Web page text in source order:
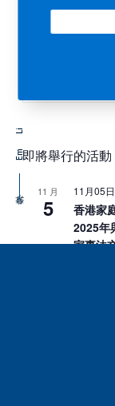
主題
即將舉行的活動
11 月
5
11月05
香港家
2025年
家事法
Em
Li